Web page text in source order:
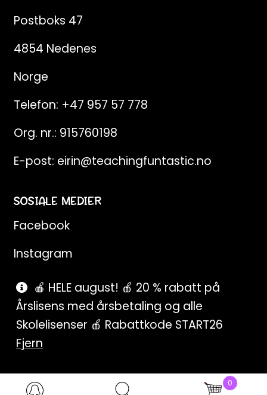
Postboks 47
4854 Nedenes
Norge
Telefon: +47 957 57 778
Org. nr.: 915760198
E-post: eirin@teachingfuntastic.no
SOSIALE MEDIER
Facebook
Instagram
Pinterest
SnapChat
0
🍎 HELE august! 🍎 20 % rabatt på
Årslisens med årsbetaling og alle
Skolelisenser 🍎 Rabattkode START26
Fjern